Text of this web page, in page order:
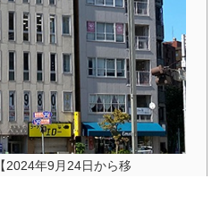
【2024年9月24日から移